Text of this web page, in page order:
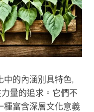
中的內涵別具特色,
量的追求。它們不
種富含深層文化意義